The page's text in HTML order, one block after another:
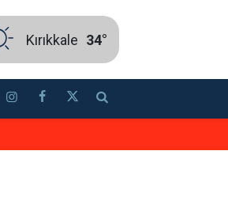
Kırıkkale 34°